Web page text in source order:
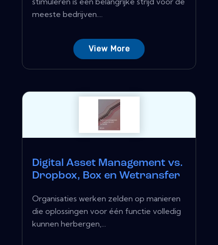
meeste bedrijven....
View More
Digital Asset Management vs.
Dropbox, Box en Wetransfer
Organisaties werken zelden op manieren
die oplossingen voor één functie volledig
kunnen herbergen,...